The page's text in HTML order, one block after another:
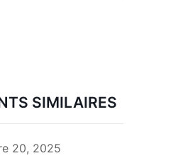
SIMILAIRES
20, 2025